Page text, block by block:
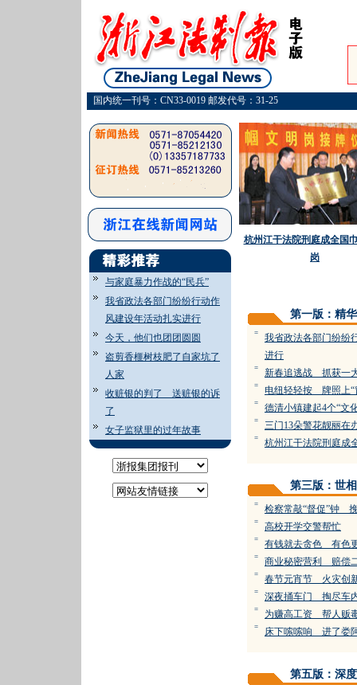
国内统一刊号：CN33-0019 邮发代号：31-25
与家庭暴力作战的“民兵”
我省政法各部门纷纷行动作
风建设年活动扎实进行
今天，他们也团团圆圆
盗剪香榧树枝肥了自家坑了
人家
收赃银的判了 送赃银的诉
了
女子监狱里的过年故事
杭州江干法院刑庭成全国
岗
第一版：精
=
我省政法各部门纷纷
进行
= 新春追逃战 抓获一
= 电纽轻轻按 牌照上“
= 德清小镇建起4个“文
= 三门13朵警花靓丽在
= 杭州江干法院刑庭成
第三版：世相
= 检察常敲“督促”钟
= 高校开学交警帮忙
= 有钱就去贪色 有色
= 商业秘密营利 赔偿
= 春节元宵节 火灾创
= 深夜捅车门 掏尽车
= 为赚高工资 帮人贩
= 床下嗦嗦响 进了娄
第五版：深度